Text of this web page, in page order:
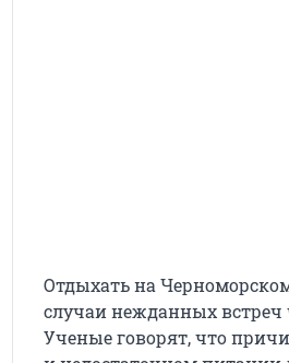
Отдыхать на
случаи нежданных
Ученые говорят, что